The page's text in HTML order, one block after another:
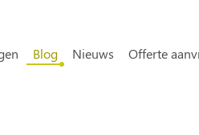
Blog Nieuws Offerte